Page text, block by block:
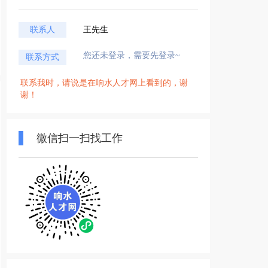
联系人 王先生
联系方式 您还未登录，需要先登录~
联系我时，请说是在响水人才网上看到的，谢
谢！
微信扫一扫找工作